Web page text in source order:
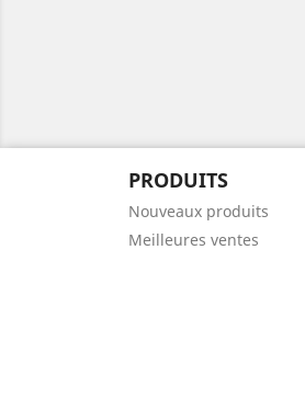
PRODUITS
Nouveaux produits
Meilleures ventes